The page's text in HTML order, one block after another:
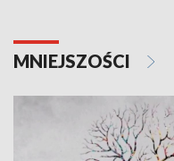
MNIEJSZOŚCI